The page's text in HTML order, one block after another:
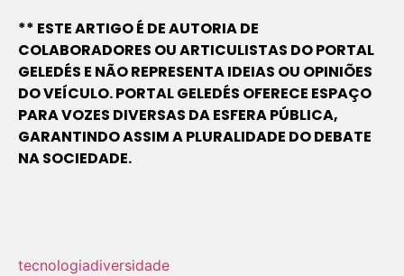
** ESTE ARTIGO É DE AUTORIA DE
COLABORADORES OU ARTICULISTAS DO PORTAL
GELEDÉS E NÃO REPRESENTA IDEIAS OU OPINIÕES
DO VEÍCULO. PORTAL GELEDÉS OFERECE ESPAÇO
PARA VOZES DIVERSAS DA ESFERA PÚBLICA,
GARANTINDO ASSIM A PLURALIDADE DO DEBATE
NA SOCIEDADE.
tecnologiadiversidade